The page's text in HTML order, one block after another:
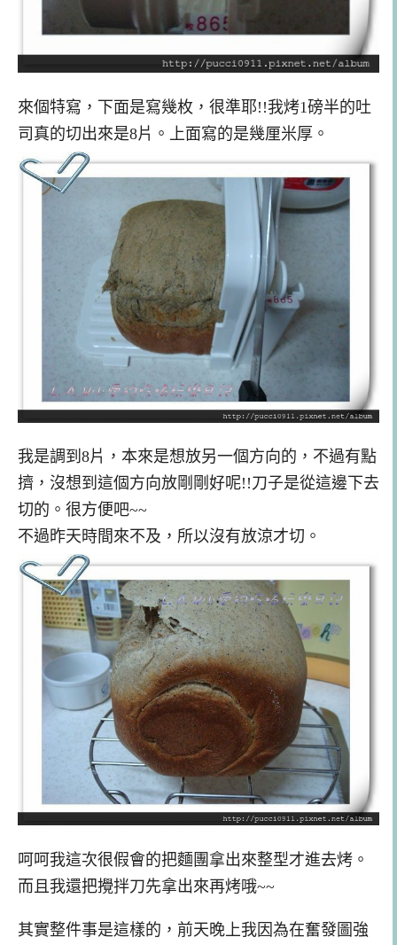
來個特寫，下面是寫幾枚，很準耶!!我烤1磅半的吐
司真的切出來是8片。上面寫的是幾厘米厚。
我是調到8片，本來是想放另一個方向的，不過有點
擠，沒想到這個方向放剛剛好呢!!刀子是從這邊下去
切的。很方便吧~~
不過昨天時間來不及，所以沒有放涼才切。
呵呵我這次很假會的把麵團拿出來整型才進去烤。
而且我還把攪拌刀先拿出來再烤哦~~
其實整件事是這樣的，前天晚上我因為在奮發圖強